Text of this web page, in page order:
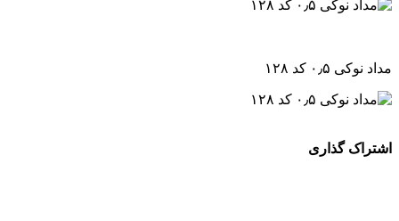
مداد نوکی ۰٫۵ کد ۱۲۸
اشتراک گذاری